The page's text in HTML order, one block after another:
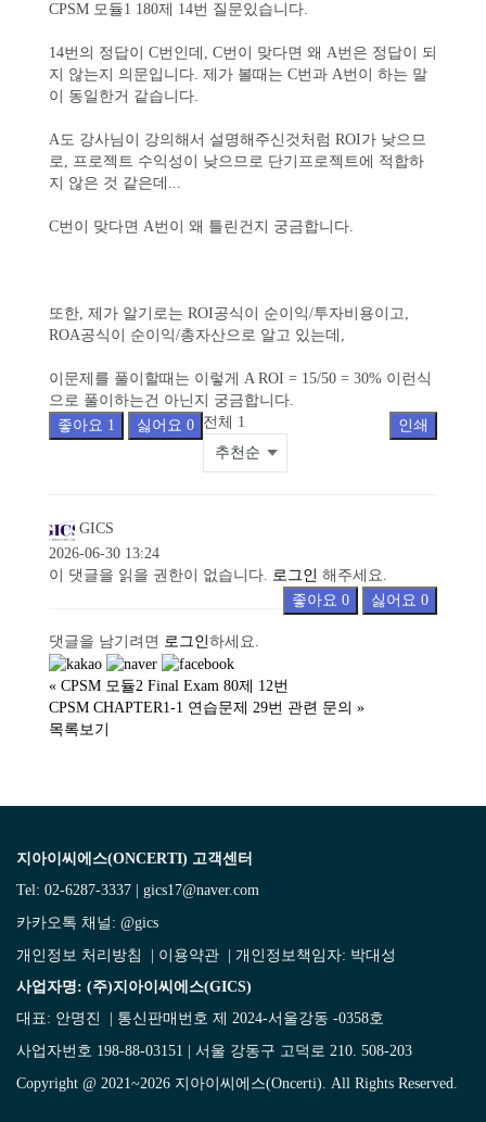
CPSM 모듈1 180제 14번 질문있습니다.
14번의 정답이 C번인데, C번이 맞다면 왜 A번은 정답이 되
지 않는지 의문입니다. 제가 볼때는 C번과 A번이 하는 말
이 동일한거 같습니다.
A도 강사님이 강의해서 설명해주신것처럼 ROI가 낮으므
로, 프로젝트 수익성이 낮으므로 단기프로젝트에 적합하
지 않은 것 같은데...
C번이 맞다면 A번이 왜 틀린건지 궁금합니다.
또한, 제가 알기로는 ROI공식이 순이익/투자비용이고,
ROA공식이 순이익/총자산으로 알고 있는데,
이문제를 풀이할때는 이렇게 A ROI = 15/50 = 30% 이런식
으로 풀이하는건 아닌지 궁금합니다.
좋아요 1 싫어요 0 인쇄
전체 1
GICS
2026-06-30 13:24
이 댓글을 읽을 권한이 없습니다. 로그인 해주세요.
좋아요 0 싫어요 0
댓글을 남기려면 로그인하세요.
« CPSM 모듈2 Final Exam 80제 12번
CPSM CHAPTER1-1 연습문제 29번 관련 문의 »
목록보기
지아이씨에스(ONCERTI) 고객센터
Tel: 02-6287-3337 | gics17@naver.com
카카오톡 채널: @gics
개인정보 처리방침
이용약관 | 개인정보책임자: 박대성
사업자명: (주)지아이씨에스(GICS)
대표: 안명진 | 통신판매번호 제 2024-서울강동 -0358호
사업자번호 198-88-03151 | 서울 강동구 고덕로 210. 508-203
Copyright @ 2021~2026 지아이씨에스(Oncerti). All Rights Reserved.